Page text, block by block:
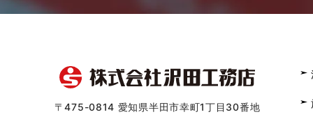
〒475-0814 愛知県半田市幸町1丁目30番地